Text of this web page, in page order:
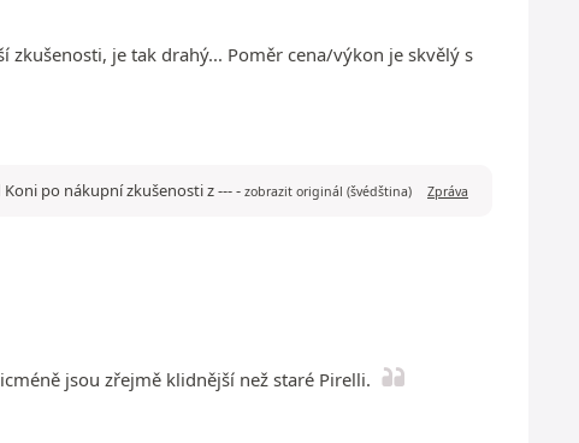
je tak drahý... Poměr cena/výkon je skvělý s
po nákupní zkušenosti z ---- zobrazit originál (švédština) Zpráva
jsou zřejmě klidnější než staré Pirelli.